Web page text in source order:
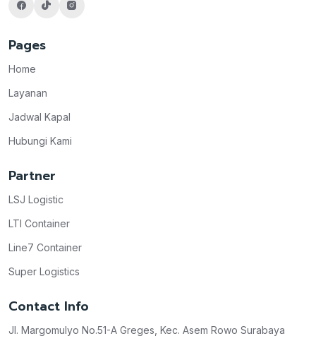
Pages
Home
Layanan
Jadwal Kapal
Hubungi Kami
Partner
LSJ Logistic
LTI Container
Line7 Container
Super Logistics
Contact Info
Jl. Margomulyo No.51-A Greges, Kec. Asem Rowo Surabaya